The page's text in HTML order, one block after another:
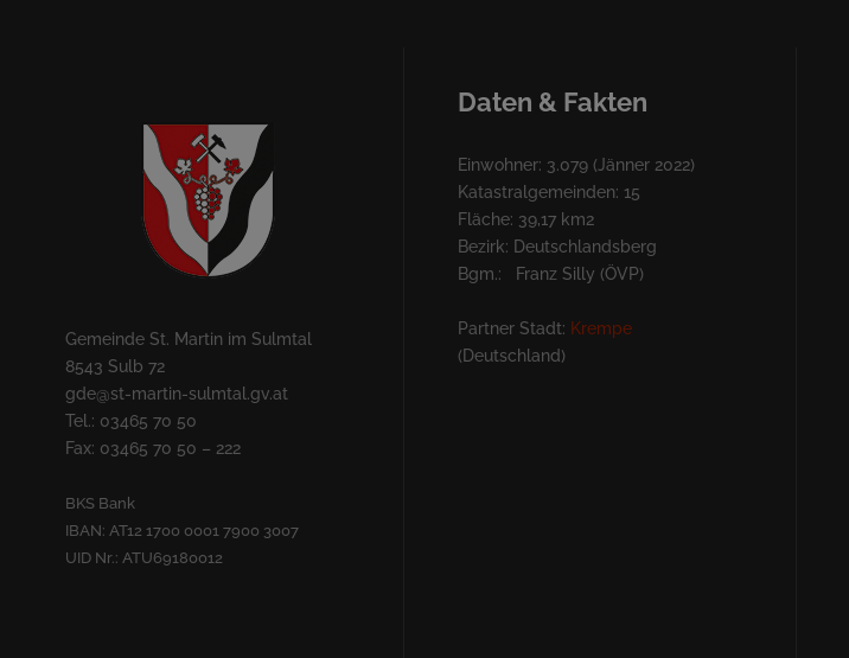
Gemeinde St. Martin im Sulmtal
8543 Sulb 72
gde@st-martin-sulmtal.gv.at
Tel.: 03465 70 50
Fax: 03465 70 50 – 222
BKS Bank
IBAN: AT12 1700 0001 7900 3007
UID Nr.: ATU69180012
Daten & Fakten
Einwohner: 3.079 (Jänner 2022)
Katastralgemeinden: 15
Fläche: 39,17 km2
Bezirk: Deutschlandsberg
Bgm.: Franz Silly (ÖVP)
Partner Stadt: Krempe
(Deutschland)